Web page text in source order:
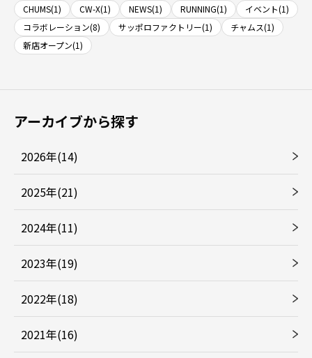
CHUMS(1) CW-X(1) NEWS(1) RUNNING(1)
イベント(1)
コラボレーション(8)
サッポロファクトリー(1)
チャムス(1)
新店オープン(1)
アーカイブから探す
2026年(14)
2025年(21)
2024年(11)
2023年(19)
2022年(18)
2021年(16)